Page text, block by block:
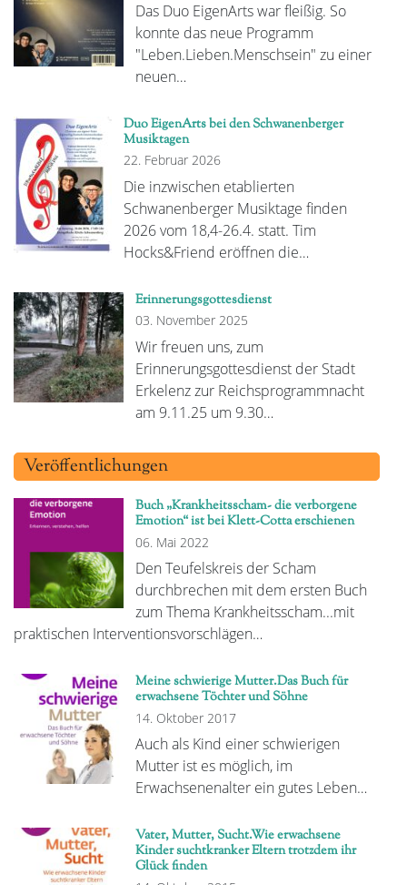
Das Duo EigenArts war fleißig. So
konnte das neue Programm
"Leben.Lieben.Menschsein" zu einer
neuen…
Duo EigenArts bei den Schwanenberger
Musiktagen
22. Februar 2026
Die inzwischen etablierten
Schwanenberger Musiktage finden
2026 vom 18,4-26.4. statt. Tim
Hocks&Friend eröffnen die…
Erinnerungsgottesdienst
03. November 2025
Wir freuen uns, zum
Erinnerungsgottesdienst der Stadt
Erkelenz zur Reichsprogrammnacht
am 9.11.25 um 9.30…
Veröffentlichungen
Buch „Krankheitsscham- die verborgene
Emotion“ ist bei Klett-Cotta erschienen
06. Mai 2022
Den Teufelskreis der Scham
durchbrechen mit dem ersten Buch
zum Thema Krankheitsscham...mit
praktischen Interventionsvorschlägen…
Meine schwierige Mutter.Das Buch für
erwachsene Töchter und Söhne
14. Oktober 2017
Auch als Kind einer schwierigen
Mutter ist es möglich, im
Erwachsenenalter ein gutes Leben…
Vater, Mutter, Sucht.Wie erwachsene
Kinder suchtkranker Eltern trotzdem ihr
Glück finden